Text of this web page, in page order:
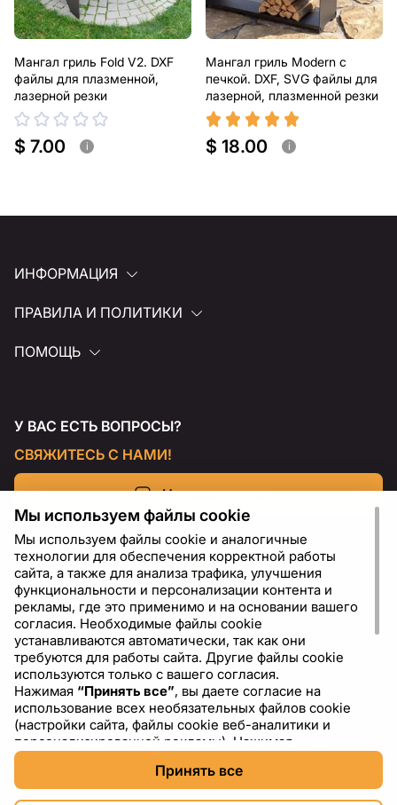
Мангал гриль Fold V2. DXF
файлы для плазменной,
лазерной резки
$ 7.00 i
Мангал гриль Modern с
печкой. DXF, SVG файлы для
лазерной, плазменной резки
$ 18.00 i
ИНФОРМАЦИЯ
ПРАВИЛА И ПОЛИТИКИ
ПОМОЩЬ
У ВАС ЕСТЬ ВОПРОСЫ?
СВЯЖИТЕСЬ С НАМИ!
Напишите нам
RU USD - US Dollar ($)
Мы используем файлы cookie
Мы используем файлы cookie и аналогичные
технологии для обеспечения корректной работы
сайта, а также для анализа трафика, улучшения
функциональности и персонализации контента и
рекламы, где это применимо и на основании вашего
согласия. Необходимые файлы cookie
устанавливаются автоматически, так как они
требуются для работы сайта. Другие файлы cookie
используются только с вашего согласия.
Нажимая “Принять все”, вы даете согласие на
использование всех необязательных файлов cookie
(настройки сайта, файлы cookie веб-аналитики и
персонализированной рекламы). Нажимая
“Отклонить все”
необходимые файлы cookie. Нажимая
cookie”, вы можете выбрать, какие категории файлов
Принять все